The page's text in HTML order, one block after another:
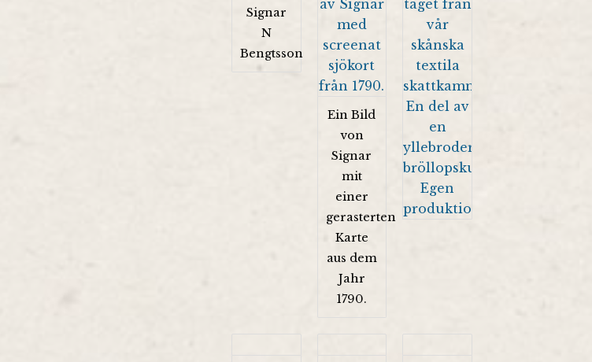
Signar
N
Bengtsson
Ein Bild
von
Signar
mit
einer
gerasterten
Karte
aus dem
Jahr
1790.